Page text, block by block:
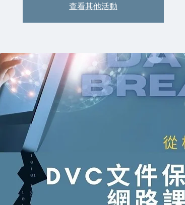
查看其他活動